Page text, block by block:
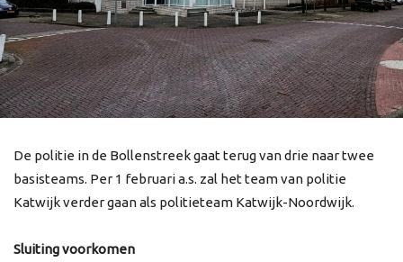
De politie in de Bollenstreek gaat terug van drie naar twee
basisteams. Per 1 februari a.s. zal het team van politie
Katwijk verder gaan als politieteam Katwijk-Noordwijk.
Sluiting voorkomen